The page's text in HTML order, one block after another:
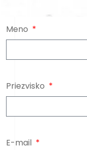
Meno
Priezvisko
E-mail